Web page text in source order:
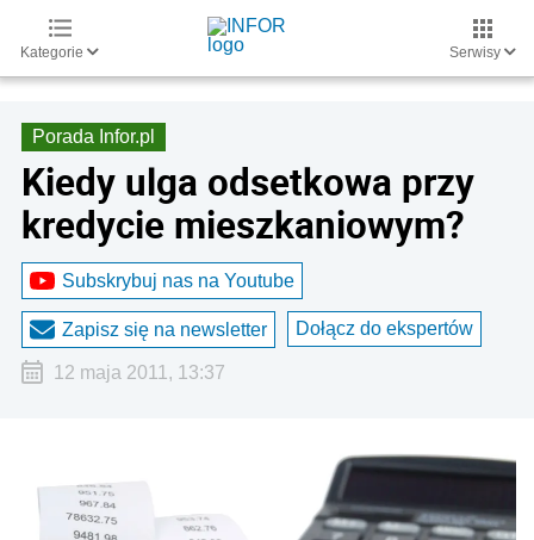
Kategorie Serwisy
Porada Infor.pl
Kiedy ulga odsetkowa przy
kredycie mieszkaniowym?
Subskrybuj nas na Youtube
Zapisz się na newsletter Dołącz do ekspertów
12 maja 2011, 13:37